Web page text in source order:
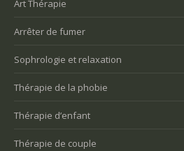
Art Thérapie
Arrêter de fumer
Sophrologie et relaxation
Thérapie de la phobie
Thérapie d’enfant
Thérapie de couple